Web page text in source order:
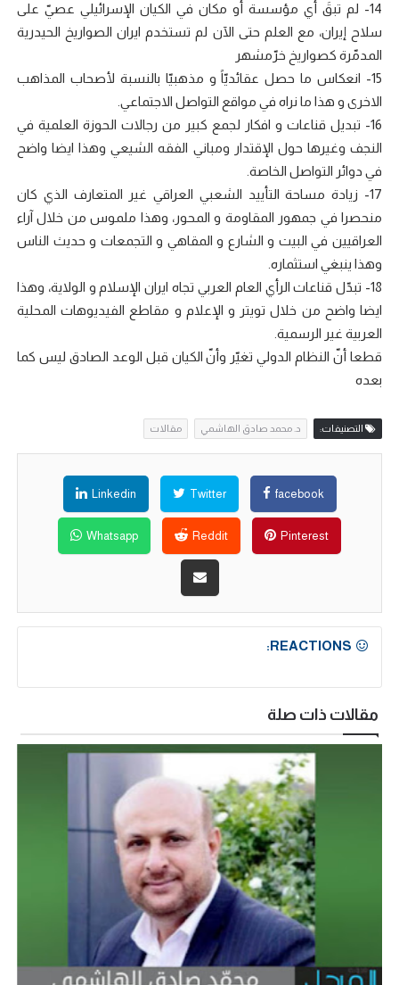
14- لم تبقَ أي مؤسسة أو مكان في الكيان الإسرائيلي عصيّ على
سلاح إيران، مع العلم حتى الآن لم تستخدم ايران الصواريخ الحيدرية
المدمّرة كصواريخ خرّمشهر
15- انعكاس ما حصل عقائديّاً و مذهبيّا بالنسبة لأصحاب المذاهب
الاخرى و هذا ما نراه في مواقع التواصل الاجتماعي.
16- تبديل قناعات و افكار لجمع كبير من رجالات الحوزة العلمية في
النجف وغيرها حول الإقتدار ومباني الفقه الشيعي وهذا ايضا واضح
في دوائر التواصل الخاصة.
17- زيادة مساحة التأييد الشعبي العراقي غير المتعارف الذي كان
منحصرا في جمهور المقاومة و المحور، وهذا ملموس من خلال آراء
العراقيين في البيت و الشارع و المقاهي و التجمعات و حديث الناس
وهذا ينبغي استثماره.
18- تبدّل قناعات الرأي العام العربي تجاه ايران الإسلام و الولاية، وهذا
ايضا واضح من خلال تويتر و الإعلام و مقاطع الفيديوهات المحلية
العربية غير الرسمية.
قطعا أنّ النظام الدولي تغيّر وأنّ الكيان قبل الوعد الصادق ليس كما
بعده
التصنيفات: د. محمد صادق الهاشمي مقالات
facebook
Twitter
Linkedin
Pinterest
Reddit
Whatsapp
REACTIONS:
مقالات ذات صلة